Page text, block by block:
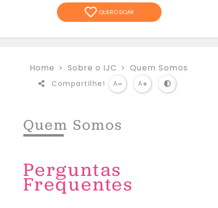
QUERO DOAR
Home Sobre o IJC Quem Somos
Compartilhe! A A
Quem Somos
Perguntas
Frequentes